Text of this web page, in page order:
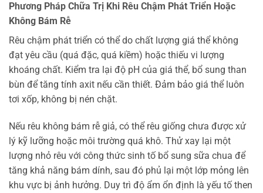
Phương Pháp Chữa Trị Khi Rêu Chậm Phát Triển Hoặc
Không Bám Rễ
Rêu chậm phát triển có thể do chất lượng giá thể không
đạt yêu cầu (quá đặc, quá kiềm) hoặc thiếu vi lượng
khoáng chất. Kiểm tra lại độ pH của giá thể, bổ sung than
bùn để tăng tính axit nếu cần thiết. Đảm bảo giá thể luôn
tơi xốp, không bị nén chặt.
Nếu rêu không bám rễ giả, có thể rêu giống chưa được xử
lý kỹ lưỡng hoặc môi trường quá khô. Thử xay lại một
lượng nhỏ rêu với công thức sinh tố bổ sung sữa chua để
tăng khả năng bám dính, sau đó phủ lại một lớp mỏng lên
khu vực bị ảnh hưởng. Duy trì độ ẩm ổn định là yếu tố then